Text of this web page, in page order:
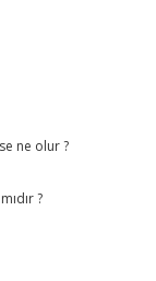
ne olur ?
?